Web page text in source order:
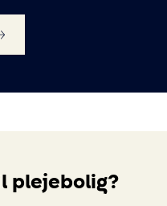
plejebolig?